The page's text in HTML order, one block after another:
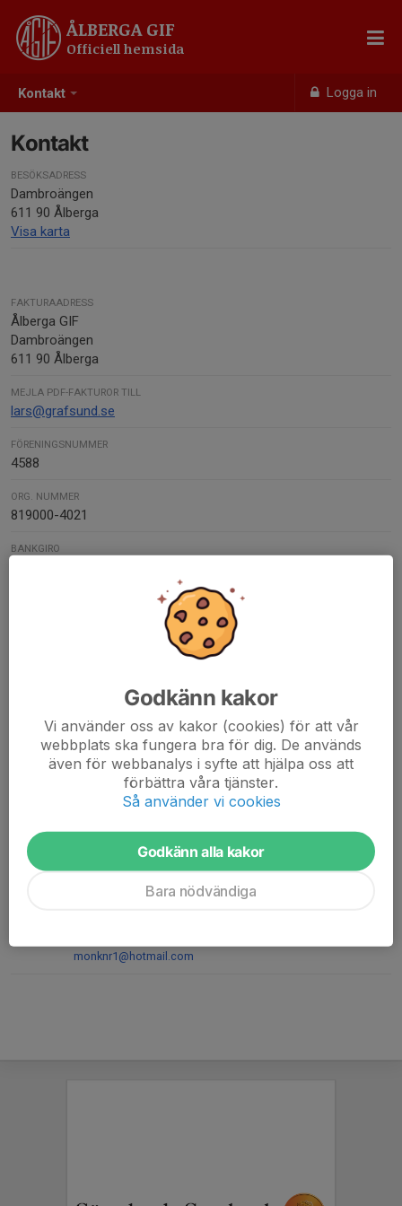
Kontakt Logga in
ÅLBERGA GIF
Officiell hemsida
Kontakt
BESÖKSADRESS
Dambroängen
611 90 Ålberga
Visa karta
FAKTURAADRESS
Ålberga GIF
Dambroängen
611 90 Ålberga
MEJLA PDF-FAKTUROR TILL
lars@grafsund.se
FÖRENINGSNUMMER
4588
ORG. NUMMER
819000-4021
BANKGIRO
Mikael Bork
Ordförande
070-827 47 11
borkmikael@gmail.com
Lars Grafsund
070-567 23 42
lars@grafsund.se
Monica Haake
monknr1@hotmail.com
Godkänn kakor
Vi använder oss av kakor (cookies) för att vår
webbplats ska fungera bra för dig. De används
även för webbanalys i syfte att hjälpa oss att
förbättra våra tjänster.
Så använder vi cookies
Godkänn alla kakor
Bara nödvändiga